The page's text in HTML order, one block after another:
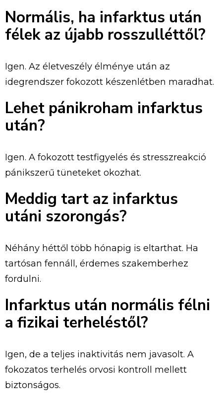
Normális, ha infarktus után
félek az újabb rosszulléttől?
Igen. Az életveszély élménye után az
idegrendszer fokozott készenlétben maradhat.
Lehet pánikroham infarktus
után?
Igen. A fokozott testfigyelés és stresszreakció
pánikszerű tüneteket okozhat.
Meddig tart az infarktus
utáni szorongás?
Néhány héttől több hónapig is eltarthat. Ha
tartósan fennáll, érdemes szakemberhez
fordulni.
Infarktus után normális félni
a fizikai terheléstől?
Igen, de a teljes inaktivitás nem javasolt. A
fokozatos terhelés orvosi kontroll mellett
biztonságos.